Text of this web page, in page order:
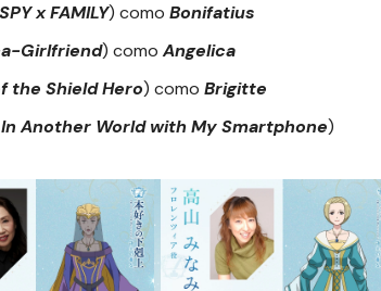
SPY x FAMILY) como Bonifatius
Girlfriend) comoAngelica
the Shield Hero) como Brigitte
In Another World with My Smartphone)